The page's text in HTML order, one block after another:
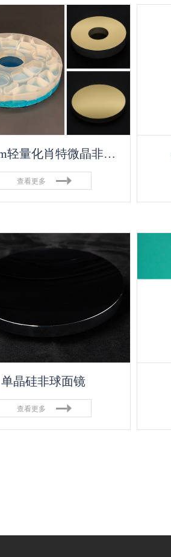
φ190mm轻量化肖特微晶非球面主镜RMS优于λ65和φ48微晶非球面次镜RMS优于λ60
查看更多
单晶硅非球面镜
查看更多